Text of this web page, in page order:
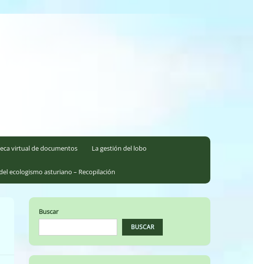
virtual de documentos La gestión del lobo
ecologismo asturiano – Recopilación
Buscar
BUSCAR